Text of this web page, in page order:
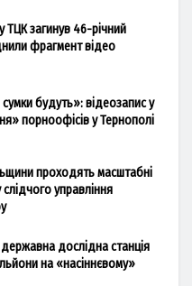
ТЦК загинув 46-річний
фрагмент відео
будуть»: відеозапис у
порноофісів у Тернополі
проходять масштабні
управління
державна дослідна станція
на «насіннєвому»